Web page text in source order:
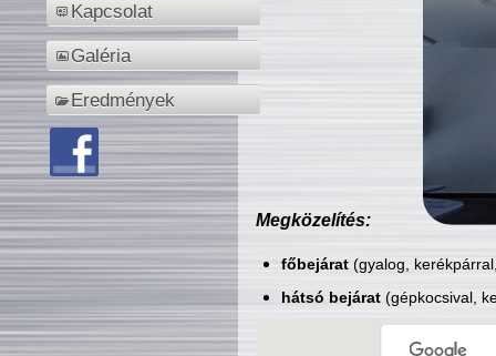
Kapcsolat
Galéria
Eredmények
Megközelítés:
főbejárat(gyalog,
hátsó bejárat(gépkocsival,